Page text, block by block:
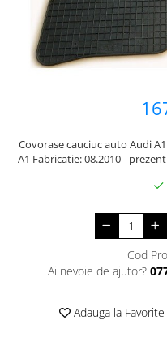
Covorase cauciuc auto Audi
A1 Fabricatie: 08.2010 -
Cod
Ai nevoie de ajutor?
Adauga la Favorite